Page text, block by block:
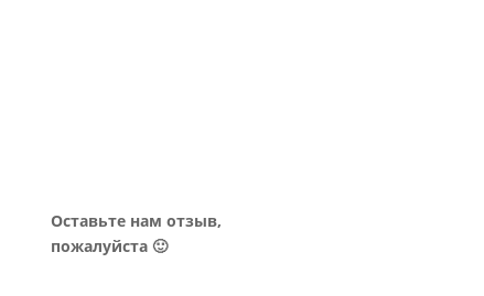
Оставьте нам отзыв,
пожалуйста 🙂